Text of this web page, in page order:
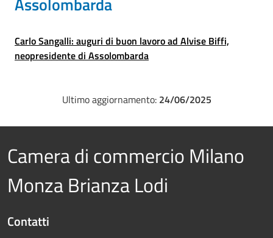
Carlo Sangalli: auguri di buon lavoro ad Alvise Biffi,
neopresidente di Assolombarda
Ultimo aggiornamento: 24/06/2025
Camera di commercio Milano
Monza Brianza Lodi
Contatti